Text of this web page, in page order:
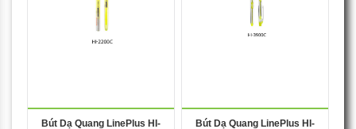
Bút Dạ Quang LinePlus HI-
Bút Dạ Quang LinePlus HI-